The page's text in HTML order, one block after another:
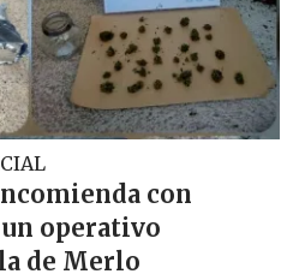
con
operativo
de Merlo